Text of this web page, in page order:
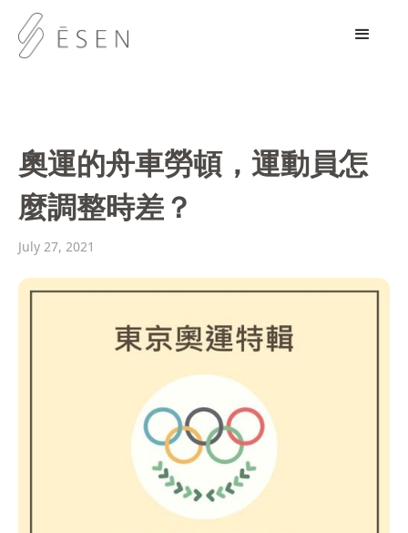
奧運的舟車勞頓，運動員怎
麼調整時差？
July 27, 2021